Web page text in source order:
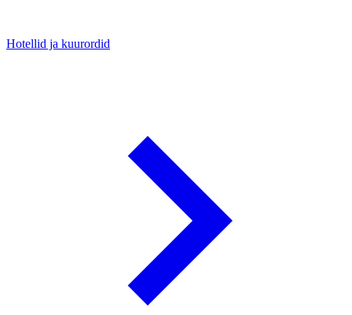
Hotellid ja kuurordid